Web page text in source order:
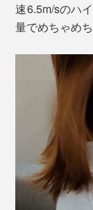
速6.5m/sのハ
量でめちゃめ